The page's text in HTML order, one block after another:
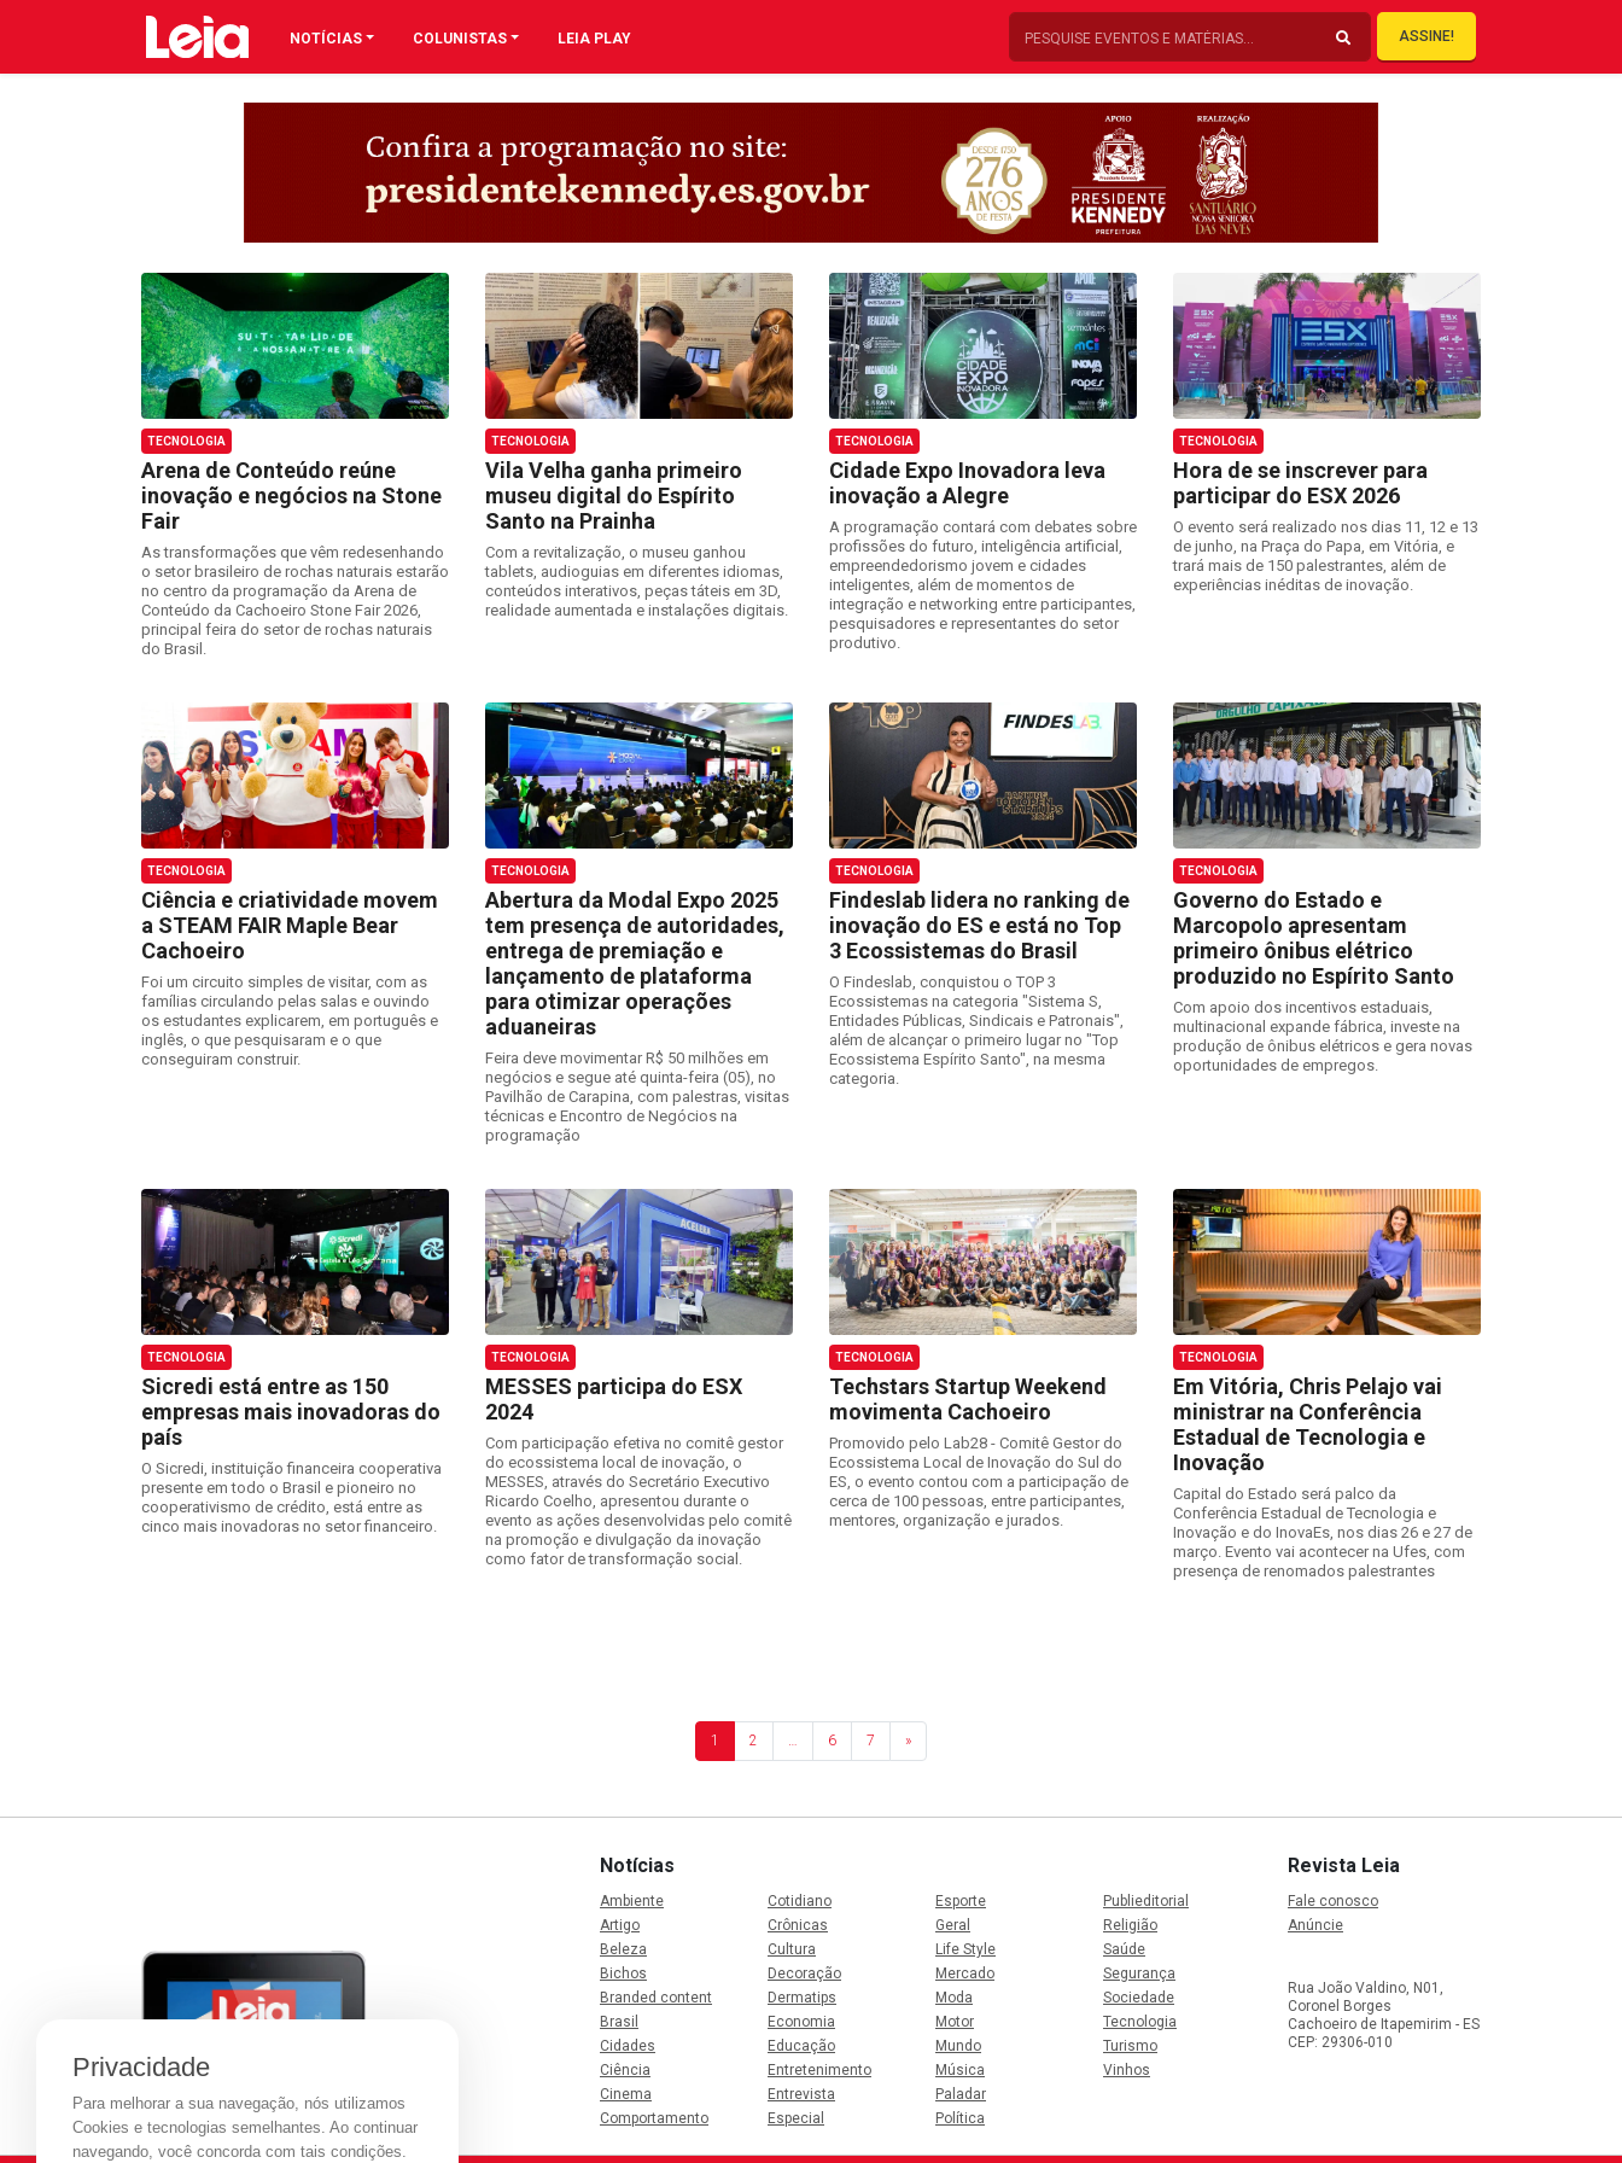
NOTÍCIAS COLUNISTAS LEIA PLAY ASSINE!
TECNOLOGIA
Arena de Conteúdo reúne
inovação e negócios na Stone
Fair
As transformações que vêm redesenhando
o setor brasileiro de rochas naturais estarão
no centro da programação da Arena de
Conteúdo da Cachoeiro Stone Fair 2026,
principal feira do setor de rochas naturais
do Brasil.
TECNOLOGIA
Vila Velha ganha primeiro
museu digital do Espírito
Santo na Prainha
Com a revitalização, o museu ganhou
tablets, audioguias em diferentes idiomas,
conteúdos interativos, peças táteis em 3D,
realidade aumentada e instalações digitais.
TECNOLOGIA
Cidade Expo Inovadora leva
inovação a Alegre
A programação contará com debates sobre
profissões do futuro, inteligência artificial,
empreendedorismo jovem e cidades
inteligentes, além de momentos de
integração e networking entre participantes,
pesquisadores e representantes do setor
produtivo.
TECNOLOGIA
Hora de se inscrever para
participar do ESX 2026
O evento será realizado nos dias 11, 12 e 13
de junho, na Praça do Papa, em Vitória, e
trará mais de 150 palestrantes, além de
experiências inéditas de inovação.
TECNOLOGIA
Ciência e criatividade movem
a STEAM FAIR Maple Bear
Cachoeiro
Foi um circuito simples de visitar, com as
famílias circulando pelas salas e ouvindo
os estudantes explicarem, em português e
inglês, o que pesquisaram e o que
conseguiram construir.
TECNOLOGIA
Abertura da Modal Expo 2025
tem presença de autoridades,
entrega de premiação e
lançamento de plataforma
para otimizar operações
aduaneiras
Feira deve movimentar R$ 50 milhões em
negócios e segue até quinta-feira (05), no
Pavilhão de Carapina, com palestras, visitas
técnicas e Encontro de Negócios na
programação
TECNOLOGIA
Findeslab lidera no ranking de
inovação do ES e está no Top
3 Ecossistemas do Brasil
O Findeslab, conquistou o TOP 3
Ecossistemas na categoria "Sistema S,
Entidades Públicas, Sindicais e Patronais",
além de alcançar o primeiro lugar no "Top
Ecossistema Espírito Santo", na mesma
categoria.
TECNOLOGIA
Governo do Estado e
Marcopolo apresentam
primeiro ônibus elétrico
produzido no Espírito Santo
Com apoio dos incentivos estaduais,
multinacional expande fábrica, investe na
produção de ônibus elétricos e gera novas
oportunidades de empregos.
TECNOLOGIA
Sicredi está entre as 150
empresas mais inovadoras do
país
O Sicredi, instituição financeira cooperativa
presente em todo o Brasil e pioneiro no
cooperativismo de crédito, está entre as
cinco mais inovadoras no setor financeiro.
TECNOLOGIA
MESSES participa do ESX
2024
Com participação efetiva no comitê gestor
do ecossistema local de inovação, o
MESSES, através do Secretário Executivo
Ricardo Coelho, apresentou durante o
evento as ações desenvolvidas pelo comitê
na promoção e divulgação da inovação
como fator de transformação social.
TECNOLOGIA
Techstars Startup Weekend
movimenta Cachoeiro
Promovido pelo Lab28 - Comitê Gestor do
Ecossistema Local de Inovação do Sul do
ES, o evento contou com a participação de
cerca de 100 pessoas, entre participantes,
mentores, organização e jurados.
TECNOLOGIA
Em Vitória, Chris Pelajo vai
ministrar na Conferência
Estadual de Tecnologia e
Inovação
Capital do Estado será palco da
Conferência Estadual de Tecnologia e
Inovação e do InovaEs, nos dias 26 e 27 de
março. Evento vai acontecer na Ufes, com
presença de renomados palestrantes
1 2 6 7 »
Notícias
Ambiente
Artigo
Beleza
Bichos
Branded content
Brasil
Cidades
Ciência
Cinema
Comportamento
Cotidiano
Crônicas
Cultura
Decoração
Dermatips
Economia
Educação
Entretenimento
Entrevista
Especial
Esporte
Geral
Life Style
Mercado
Moda
Motor
Mundo
Música
Paladar
Política
Publieditorial
Religião
Saúde
Segurança
Sociedade
Tecnologia
Turismo
Vinhos
Revista Leia
Fale conosco
Anúncie
Rua João Valdino, N01,
Coronel Borges
Cachoeiro de Itapemirim - ES
CEP: 29306-010
Privacidade
Para melhorar a sua navegação, nós utilizamos
Cookies e tecnologias semelhantes. Ao continuar
navegando, você concorda com tais condições.